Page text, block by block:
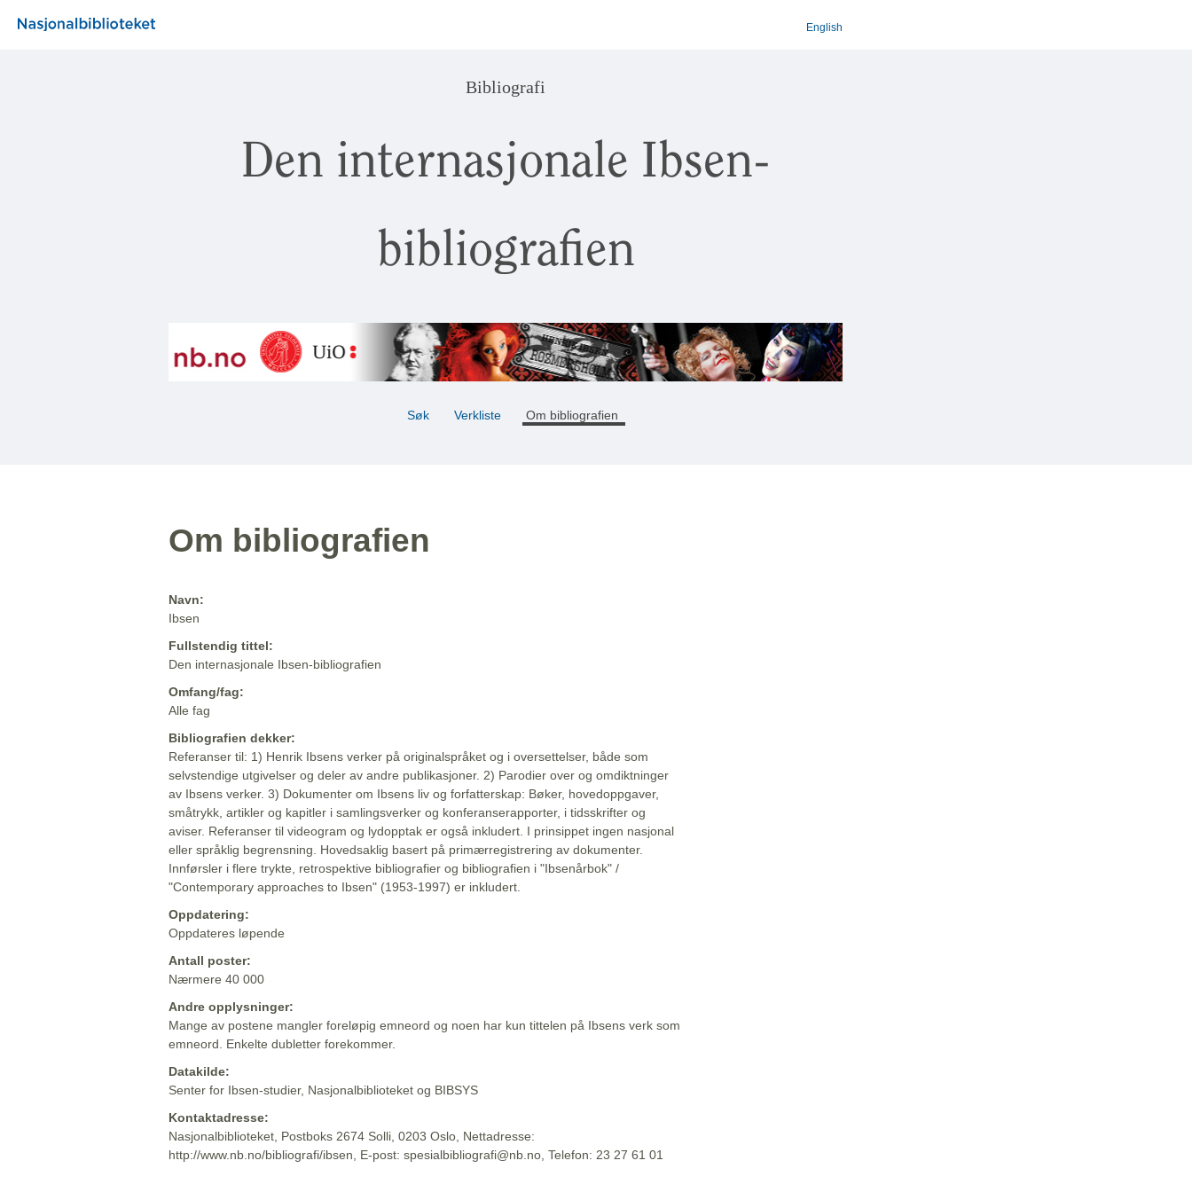
English
Bibliografi
Den internasjonale Ibsen-
bibliografien
Søk Verkliste Om bibliografien
Om bibliografien
Navn:
Ibsen
Fullstendig tittel:
Den internasjonale Ibsen-bibliografien
Omfang/fag:
Alle fag
Bibliografien dekker:
Referanser til: 1) Henrik Ibsens verker på originalspråket og i oversettelser, både som
selvstendige utgivelser og deler av andre publikasjoner. 2) Parodier over og omdiktninger
av Ibsens verker. 3) Dokumenter om Ibsens liv og forfatterskap: Bøker, hovedoppgaver,
småtrykk, artikler og kapitler i samlingsverker og konferanserapporter, i tidsskrifter og
aviser. Referanser til videogram og lydopptak er også inkludert. I prinsippet ingen nasjonal
eller språklig begrensning. Hovedsaklig basert på primærregistrering av dokumenter.
Innførsler i flere trykte, retrospektive bibliografier og bibliografien i "Ibsenårbok" /
"Contemporary approaches to Ibsen" (1953-1997) er inkludert.
Oppdatering:
Oppdateres løpende
Antall poster:
Nærmere 40 000
Andre opplysninger:
Mange av postene mangler foreløpig emneord og noen har kun tittelen på Ibsens verk som
emneord. Enkelte dubletter forekommer.
Datakilde:
Senter for Ibsen-studier, Nasjonalbiblioteket og BIBSYS
Kontaktadresse:
Nasjonalbiblioteket, Postboks 2674 Solli, 0203 Oslo, Nettadresse:
http://www.nb.no/bibliografi/ibsen, E-post: spesialbibliografi@nb.no, Telefon: 23 27 61 01